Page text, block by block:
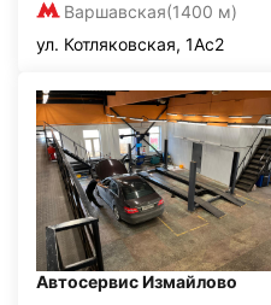
Варшавская(1400 м)
ул. Котляковская, 1Ас2
Автосервис Измайлово